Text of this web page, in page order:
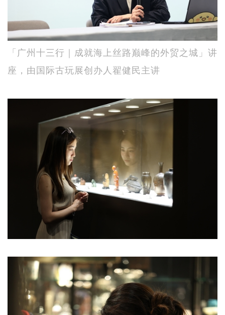
「广州十三行｜成就海上丝路巅峰的外贸之城」讲
座，由国际古玩展创办人翟健民主讲